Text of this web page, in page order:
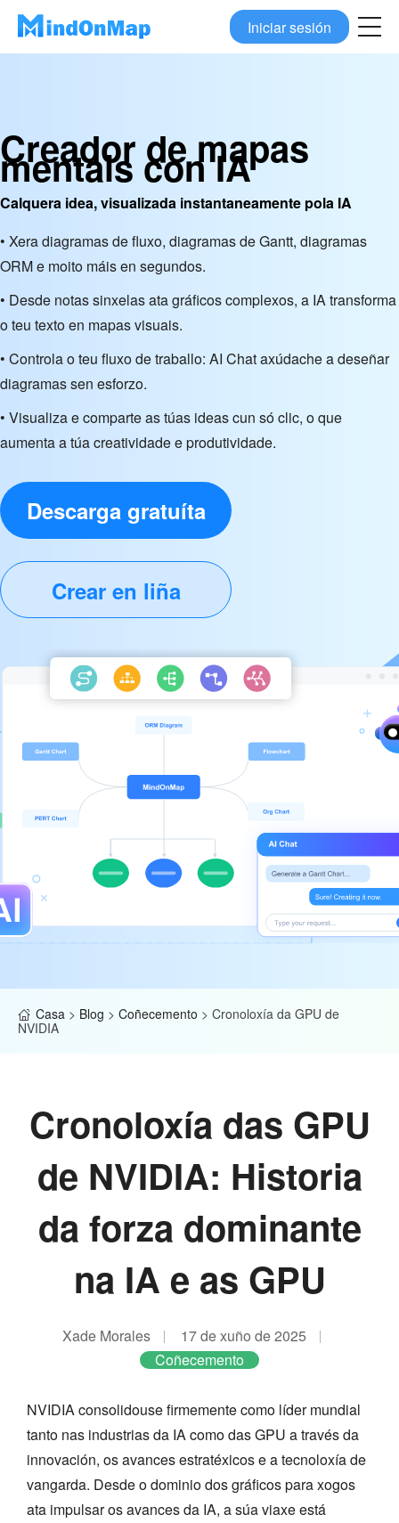
Iniciar sesión
Creador de mapas
mentais con IA
Calquera idea, visualizada instantaneamente pola IA
• Xera diagramas de fluxo, diagramas de Gantt, diagramas
ORM e moito máis en segundos.
• Desde notas sinxelas ata gráficos complexos, a IA transforma
o teu texto en mapas visuais.
• Controla o teu fluxo de traballo: AI Chat axúdache a deseñar
diagramas sen esforzo.
• Visualiza e comparte as túas ideas cun só clic, o que
aumenta a túa creatividade e produtividade.
Descarga gratuíta
Crear en liña
Casa > Blog > Coñecemento > Cronoloxía da GPU de
NVIDIA
Cronoloxía das GPU
de NVIDIA: Historia
da forza dominante
na IA e as GPU
Xade Morales
17 de xuño de 2025
Coñecemento
NVIDIA consolidouse firmemente como líder mundial
tanto nas industrias da IA como das GPU a través da
innovación, os avances estratéxicos e a tecnoloxía de
vangarda. Desde o dominio dos gráficos para xogos
ata impulsar os avances da IA, a súa viaxe está